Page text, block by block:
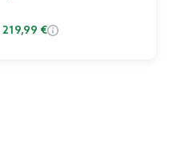
219,99 €